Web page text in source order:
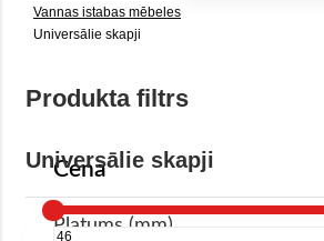
Vannas istabas mēbeles
Universālie skapji
Produkta filtrs
Cena
Platums (mm)
Universālie skapji